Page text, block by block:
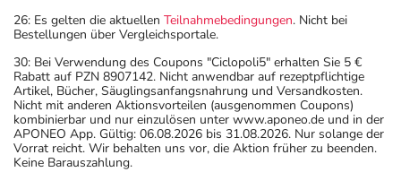
26: Es gelten die aktuellen Teilnahmebedingungen. Nicht bei
Bestellungen über Vergleichsportale.
30: Bei Verwendung des Coupons "Ciclopoli5" erhalten Sie 5 €
Rabatt auf PZN 8907142. Nicht anwendbar auf rezeptpflichtige
Artikel, Bücher, Säuglingsanfangsnahrung und Versandkosten.
Nicht mit anderen Aktionsvorteilen (ausgenommen Coupons)
kombinierbar und nur einzulösen unter www.aponeo.de und in der
APONEO App. Gültig: 06.08.2026 bis 31.08.2026. Nur solange der
Vorrat reicht. Wir behalten uns vor, die Aktion früher zu beenden.
Keine Barauszahlung.